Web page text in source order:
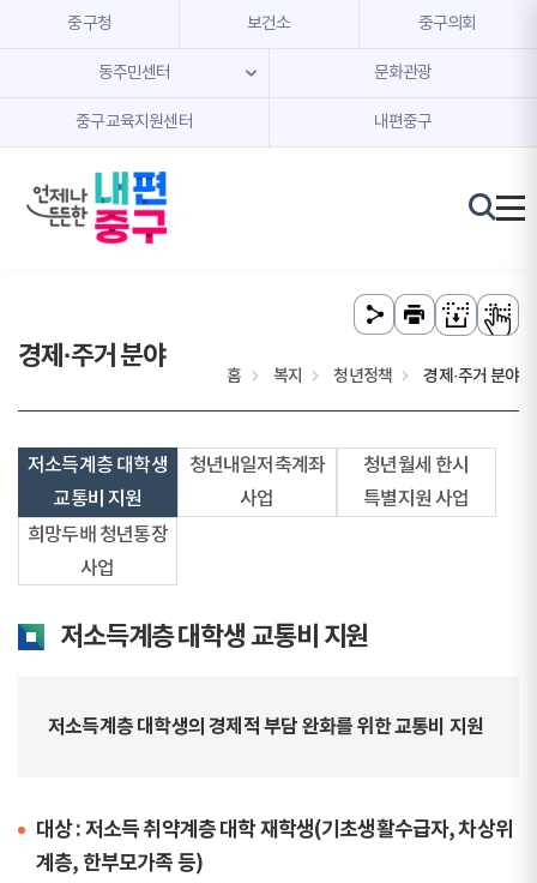
본문 내용 바로가기
주메뉴 바로가기
중구청 보건소 중구의회
동주민센터 문화관광
중구교육지원센터 내편중구
경제·주거 분야
홈 복지 청년정책 경제·주거 분야
저소득계층 대학생
교통비 지원
청년내일저축계좌
사업
청년월세 한시
특별지원 사업
희망두배 청년통장
사업
저소득계층 대학생 교통비 지원
저소득계층 대학생의 경제적 부담 완화를 위한 교통비 지원
대상 : 저소득 취약계층 대학 재학생(기초생활수급자, 차상위
계층, 한부모가족 등)